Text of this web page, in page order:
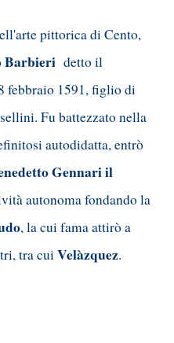
pittorica di Cento,
Barbieri detto il
febbraio 1591, figlio di
Fu battezzato nella
autodidatta, entrò
Gennari il
autonoma fondando la
, la cui fama attirò a
tra cuiVelàzquez.